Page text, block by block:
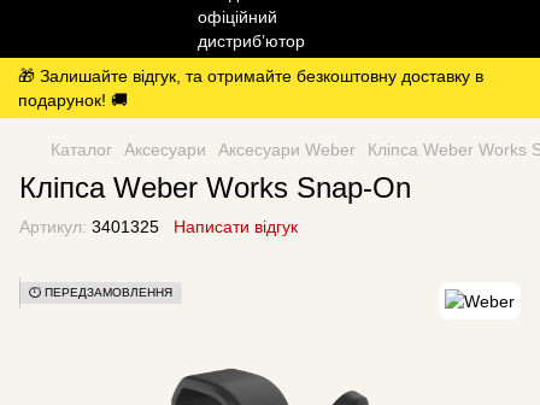
🎁 Залишайте відгук, та отримайте безкоштовну доставку в
подарунок! 🚚
Каталог Аксесуари Аксесуари Weber Кліпса Weber Works
Кліпса Weber Works Snap-On
Артикул: 3401325 Написати відгук
⏱️ ПЕРЕДЗАМОВЛЕННЯ